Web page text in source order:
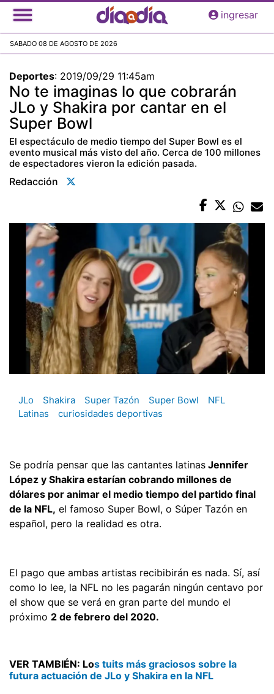
Pasar
al
principal
ingresar
SABADO 08 DE AGOSTO DE 2026
Deportes: 2019/09/29 11:45am
No te imaginas lo que cobrarán
JLo y Shakira por cantar en el
Super Bowl
El espectáculo de medio tiempo del Super Bowl es el
evento musical más visto del año. Cerca de 100 millones
de espectadores vieron la edición pasada.
Redacción
JLo Shakira Super Tazón Super Bowl
NFL
Latinas
curiosidades deportivas
Se podría pensar que las cantantes latinas Jennifer
López y Shakira estarían cobrando millones de
dólares por animar el medio tiempo del partido final
de la NFL, el famoso Super Bowl, o Súper Tazón en
español, pero la realidad es otra.
El pago que ambas artistas recibibirán es nada. Sí, así
como lo lee, la NFL no les pagarán ningún centavo por
el show que se verá en gran parte del mundo el
próximo 2 de febrero del 2020.
VER TAMBIÉN: Los tuits más graciosos sobre la
futura actuación de JLo y Shakira en la NFL